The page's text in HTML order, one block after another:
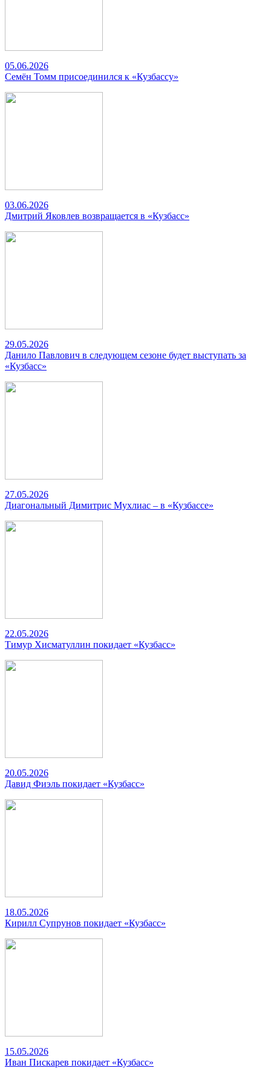
05.06.2026
Семён Томм присоединился к «Кузбассу»
03.06.2026
Дмитрий Яковлев возвращается в «Кузбасс»
29.05.2026
Данило Павлович в следующем сезоне будет выступать за
«Кузбасс»
27.05.2026
Диагональный Димитрис Мухлиас – в «Кузбассе»
22.05.2026
Тимур Хисматуллин покидает «Кузбасс»
20.05.2026
Давид Фиэль покидает «Кузбасс»
18.05.2026
Кирилл Супрунов покидает «Кузбасс»
15.05.2026
Иван Пискарев покидает «Кузбасс»